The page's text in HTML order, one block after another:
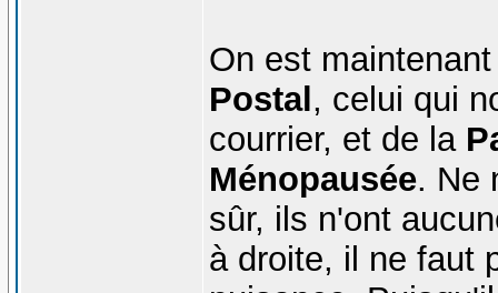
On est
Postal , celui qui
courrier, et de la
Ménopausée. Ne
sûr, ils n'ont
à droite, il ne faut